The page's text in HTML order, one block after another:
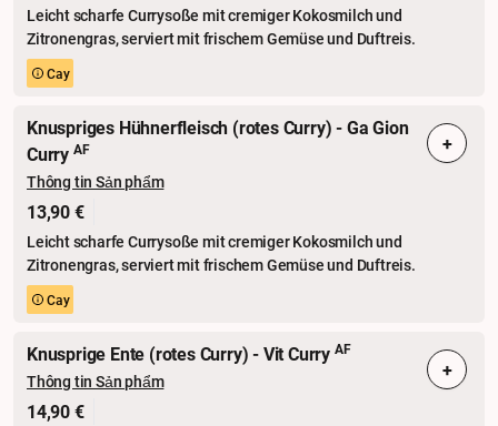
Leicht scharfe Currysoße mit cremiger Kokosmilch und
Zitronengras, serviert mit frischem Gemüse und Duftreis.
Cay
Knuspriges Hühnerfleisch (rotes Curry) - Ga Gion
Curry AF
Thông tin Sản phẩm
13,90 €
Leicht scharfe Currysoße mit cremiger Kokosmilch und
Zitronengras, serviert mit frischem Gemüse und Duftreis.
Cay
+
Knusprige Ente (rotes Curry) - Vit Curry AF
Thông tin Sản phẩm
14,90 €
+